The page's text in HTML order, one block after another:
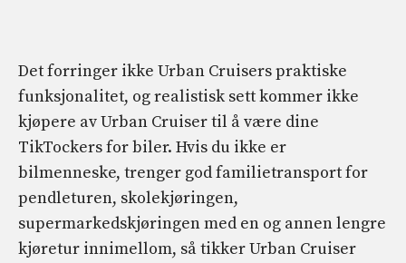
Det forringer ikke Urban Cruisers praktiske
funksjonalitet, og realistisk sett kommer ikke
kjøpere av Urban Cruiser til å være dine
TikTockers for biler. Hvis du ikke er
bilmenneske, trenger god familietransport for
pendleturen, skolekjøringen,
supermarkedskjøringen med en og annen lengre
kjøretur innimellom, så tikker Urban Cruiser